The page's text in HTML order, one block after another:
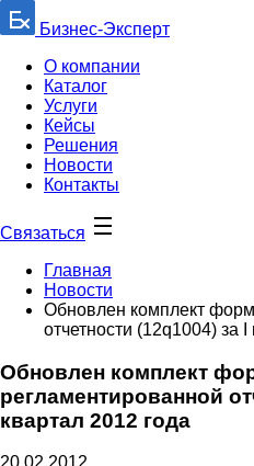
Бизнес-Эксперт
О компании
Каталог
Услуги
Кейсы
Решения
Новости
Контакты
Связаться
Главная
Новости
Обновлен комплект
отчетности (12q1004) за
Обновлен комплект
регламентированной
квартал 2012 года